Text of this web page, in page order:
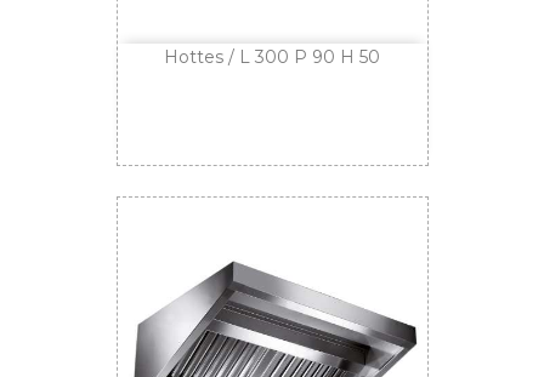
Hottes / L 300 P 90 H 50